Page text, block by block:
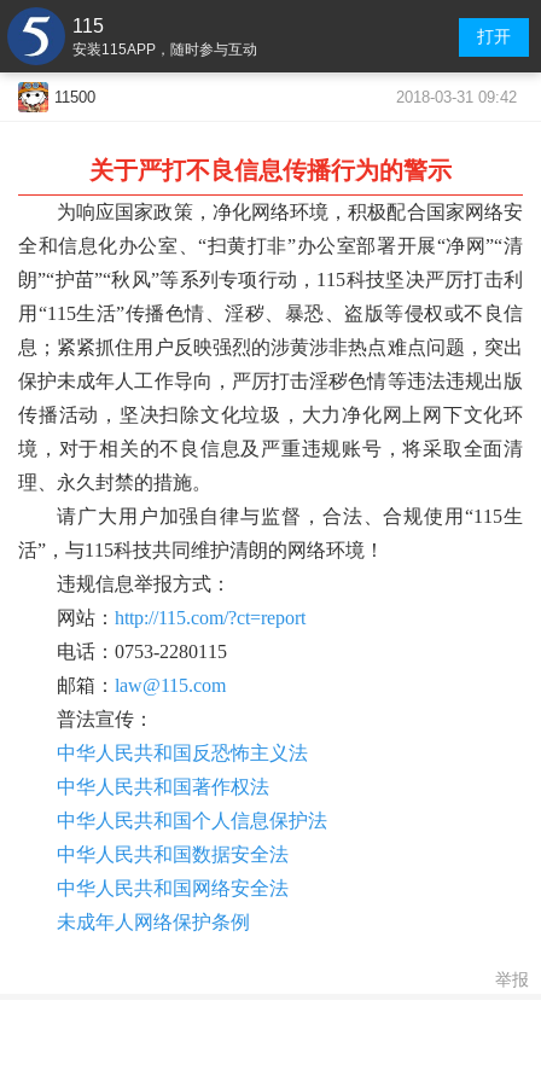
115
安装115APP，随时参与互动
打开
11500 2018-03-31 09:42
关于严打不良信息传播行为的警示
为响应国家政策，净化网络环境，积极配合国家网络安
全和信息化办公室、“扫黄打非”办公室部署开展“净网”“清
朗”“护苗”“秋风”等系列专项行动，115科技坚决严厉打击利
用“115生活”传播色情、淫秽、暴恐、盗版等侵权或不良信
息；紧紧抓住用户反映强烈的涉黄涉非热点难点问题，突出
保护未成年人工作导向，严厉打击淫秽色情等违法违规出版
传播活动，坚决扫除文化垃圾，大力净化网上网下文化环
境，对于相关的不良信息及严重违规账号，将采取全面清
理、永久封禁的措施。
请广大用户加强自律与监督，合法、合规使用“115生
活”，与115科技共同维护清朗的网络环境！
违规信息举报方式：
网站： http://115.com/?ct=report
电话：0753-2280115
邮箱： law@115.com
普法宣传：
中华人民共和国反恐怖主义法
中华人民共和国著作权法
中华人民共和国个人信息保护法
中华人民共和国数据安全法
中华人民共和国网络安全法
未成年人网络保护条例
举报